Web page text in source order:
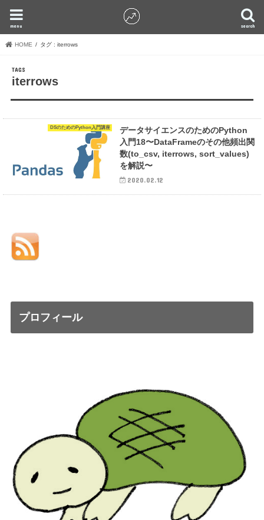
search
menu
HOME タグ : iterrows
iterrows
DSのためのPython入門講座
データサイエンスのためのPython
入門18〜DataFrameのその他頻出関
数(to_csv, iterrows, sort_values)
を解説〜
2020.02.12
プロフィール